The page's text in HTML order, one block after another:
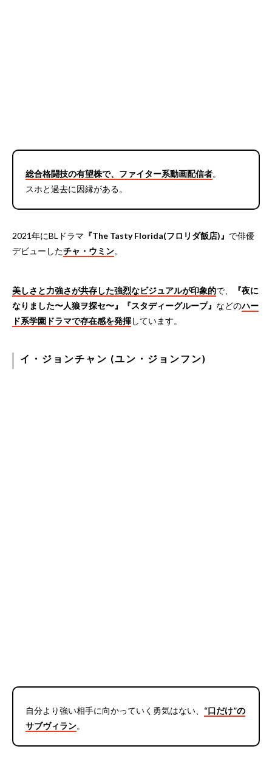
総合格闘技の有望株で、ファイター系動画配信者。
スホと過去に因縁がある。
2021年にBLドラマ 『The Tasty Florida(フロリダ飯店)』 で俳優
デビューしたチャ・ウミン。
美しさと力強さが共存した強烈なビジュアルが印象的で、
『夜に
なりました〜人狼ヲ探セ〜』『スタディーグループ』 などのハー
ド系学園ドラマで存在感を発揮しています。
イ・ジョンチャン (ユン・ジョンフン)
自分より強い相手に向かっていく勇気はない、 “口だけ”の
サブヴィラン。